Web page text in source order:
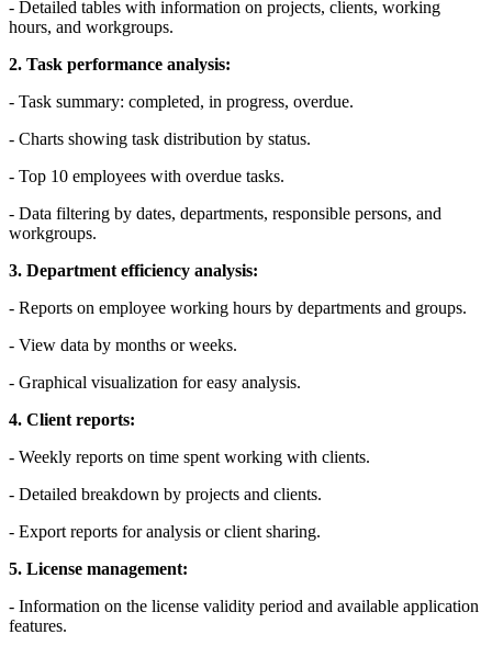
- Detailed tables with information on projects, clients, working
hours, and workgroups.
2. Task performance analysis:
- Task summary: completed, in progress, overdue.
- Charts showing task distribution by status.
- Top 10 employees with overdue tasks.
- Data filtering by dates, departments, responsible persons, and
workgroups.
3. Department efficiency analysis:
- Reports on employee working hours by departments and groups.
- View data by months or weeks.
- Graphical visualization for easy analysis.
4. Client reports:
- Weekly reports on time spent working with clients.
- Detailed breakdown by projects and clients.
- Export reports for analysis or client sharing.
5. License management:
- Information on the license validity period and available application
features.